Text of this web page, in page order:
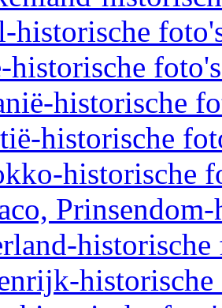
historische
historische
historische
historische
historische
historische
historische